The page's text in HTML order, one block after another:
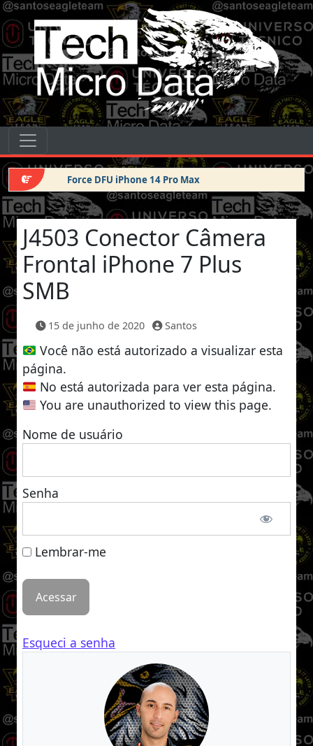
Pular para o conteúdo
Tech Micro Data
Pular para o conteúdo
Navegação principal
Force DFU iPhone 14 Pro Max
J4503 Conector Câmera
Frontal iPhone 7 Plus
SMB
15 de junho de 2020 Santos
Você não está autorizado a visualizar esta
página.
No está autorizada para ver esta página.
You are unauthorized to view this page.
Nome de usuário
Senha
Lembrar-me
Esqueci a senha